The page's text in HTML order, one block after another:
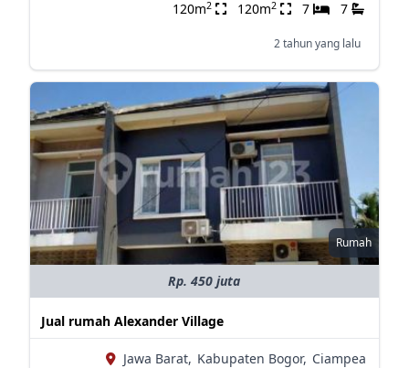
120m2 120m2 7 7
2 tahun yang lalu
Rumah
Rp. 450 juta
Jual rumah Alexander Village
Jawa Barat, Kabupaten Bogor, Ciampea